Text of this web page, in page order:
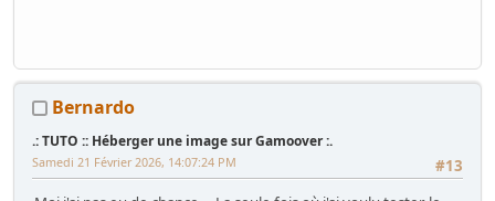
Bernardo
.: TUTO :: Héberger une image sur Gamoover :.
#13
Samedi 21 Février 2026, 14:07:24 PM